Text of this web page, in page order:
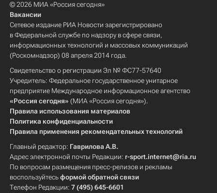
© 2026 МИА «Россия сегодня»
Вакансии
Сетевое издание РИА Новости зарегистрировано
в Федеральной службе по надзору в сфере связи,
информационных технологий и массовых коммуникаций
(Роскомнадзор) 08 апреля 2014 года.
Свидетельство о регистрации Эл № ФС77-57640
Учредитель: Федеральное государственное унитарное
предприятие Международное информационное агентство
«Россия сегодня» (МИА «Россия сегодня»).
Правила использования материалов
Политика конфиденциальности
Правила применения рекомендательных технологий
Главный редактор: Гаврилова А.В.
Адрес электронной почты Редакции: r-sport.internet@ria.ru
По вопросам размещения пресс-релизов и рекламы
воспользуйтесьформой обратной связи
Телефон Редакции: 7 (495) 645-6601